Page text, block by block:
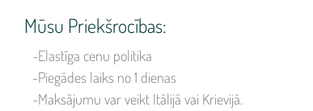
Mūsu Priekšrocības:
-Elastīga cenu politika
-Piegādes laiks no 1 dienas
-Maksājumu var veikt Itālijā vai Krievijā.